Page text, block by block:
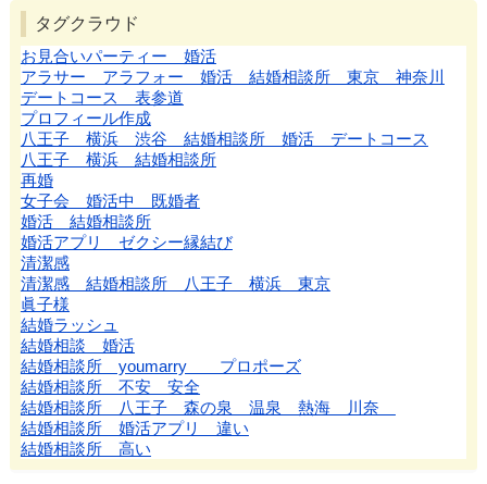
タグクラウド
お見合いパーティー 婚活
アラサー アラフォー 婚活 結婚相談所 東京 神奈川
デートコース 表参道
プロフィール作成
八王子 横浜 渋谷 結婚相談所 婚活 デートコース
八王子 横浜 結婚相談所
再婚
女子会 婚活中 既婚者
婚活 結婚相談所
婚活アプリ ゼクシー縁結び
清潔感
清潔感 結婚相談所 八王子 横浜 東京
眞子様
結婚ラッシュ
結婚相談 婚活
結婚相談所 youmarry プロポーズ
結婚相談所 不安 安全
結婚相談所 八王子 森の泉 温泉 熱海 川奈
結婚相談所 婚活アプリ 違い
結婚相談所 高い